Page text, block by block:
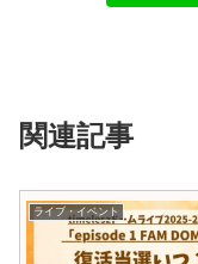
関連記事
ライブ・イベント